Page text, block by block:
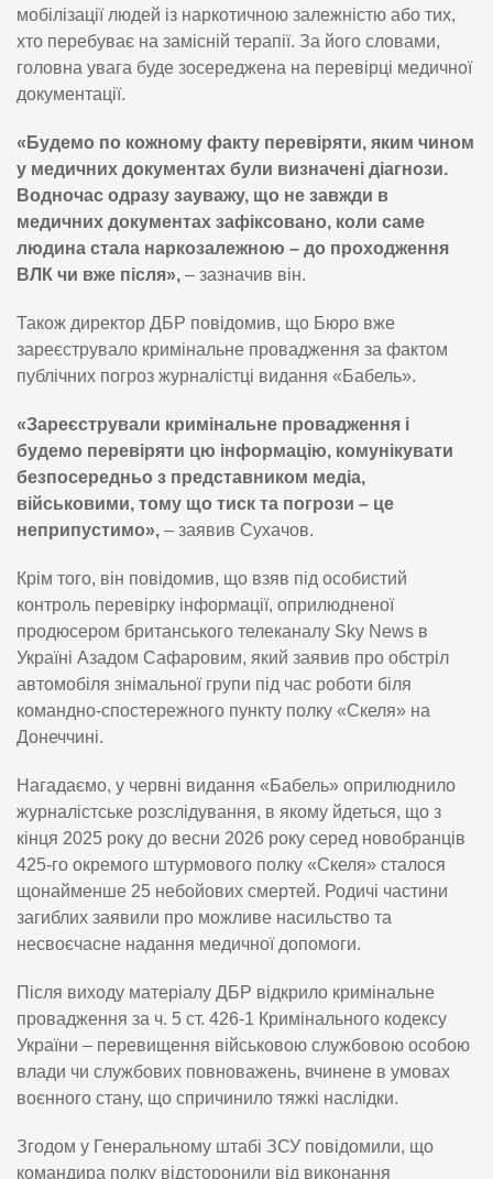
мобілізації людей із наркотичною залежністю або тих,
хто перебуває на замісній терапії. За його словами,
головна увага буде зосереджена на перевірці медичної
документації.
«Будемо по кожному факту перевіряти, яким чином
у медичних документах були визначені діагнози.
Водночас одразу зауважу, що не завжди в
медичних документах зафіксовано, коли саме
людина стала наркозалежною – до проходження
ВЛК чи вже після», – зазначив він.
Також директор ДБР повідомив, що Бюро вже
зареєструвало кримінальне провадження за фактом
публічних погроз журналістці видання «Бабель».
«Зареєстрували кримінальне провадження і
будемо перевіряти цю інформацію, комунікувати
безпосередньо з представником медіа,
військовими, тому що тиск та погрози – це
неприпустимо», – заявив Сухачов.
Крім того, він повідомив, що взяв під особистий
контроль перевірку інформації, оприлюдненої
продюсером британського телеканалу Sky News в
Україні Азадом Сафаровим, який заявив про обстріл
автомобіля знімальної групи під час роботи біля
командно-спостережного пункту полку «Скеля» на
Донеччині.
Нагадаємо, у червні видання «Бабель» оприлюднило
журналістське розслідування, в якому йдеться, що з
кінця 2025 року до весни 2026 року серед новобранців
425-го окремого штурмового полку «Скеля» сталося
щонайменше 25 небойових смертей. Родичі частини
загиблих заявили про можливе насильство та
несвоєчасне надання медичної допомоги.
Після виходу матеріалу ДБР відкрило кримінальне
провадження за ч. 5 ст. 426-1 Кримінального кодексу
України – перевищення військовою службовою особою
влади чи службових повноважень, вчинене в умовах
воєнного стану, що спричинило тяжкі наслідки.
Згодом у Генеральному штабі ЗСУ повідомили, що
командира полку відсторонили від виконання